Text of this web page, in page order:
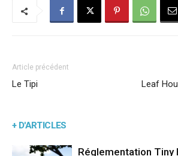
Article précédent
Le Tipi Leaf
+ D'ARTICLES
Réglementation Tiny